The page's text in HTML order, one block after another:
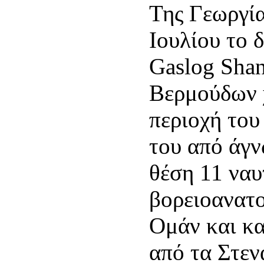
Της
Ιουλίου το
Gaslog
Βερμούδων
περιοχή
του από
θέση 11
Ομάν και
από τα